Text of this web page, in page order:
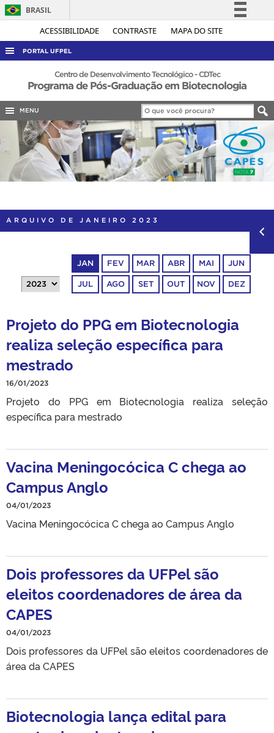
ACESSIBILIDADE CONTRASTE MAPA DO SITE
BRASIL
Simplifique!
Acesso à informação
Legislação
Canais
PORTAL UFPEL
ACESSO À INFORMAÇÃO
AUDITORIA
COBALTO
CONCURSOS
EDITAIS
INTERNACIONAL
PORTARIAS
Centro de Desenvolvimento Tecnológico - CDTec
Programa de Pós-Graduação em Biotecnologia
MENU
ARQUIVO DE JANEIRO 2023
JAN FEV MAR ABR MAI JUN
JUL AGO SET OUT NOV DEZ
Projeto do PPG em Biotecnologia
realiza seleção específica para
mestrado
16/01/2023
Projeto do PPG em Biotecnologia realiza seleção
específica para mestrado
Vacina Meningocócica C chega ao
Campus Anglo
04/01/2023
Vacina Meningocócica C chega ao Campus Anglo
Dois professores da UFPel são
eleitos coordenadores de área da
CAPES
04/01/2023
Dois professores da UFPel são eleitos coordenadores de
área da CAPES
Biotecnologia lança edital para